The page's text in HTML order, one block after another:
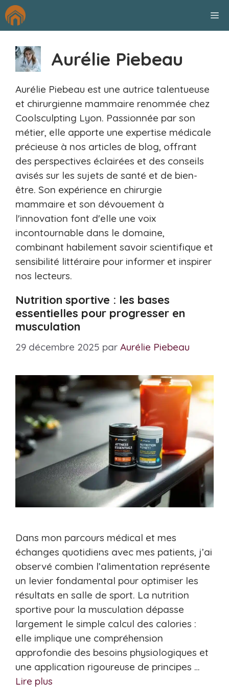
Aller
au
Aurélie Piebeau
Aurélie Piebeau est une autrice talentueuse
et chirurgienne mammaire renommée chez
Coolsculpting Lyon. Passionnée par son
métier, elle apporte une expertise médicale
précieuse à nos articles de blog, offrant
des perspectives éclairées et des conseils
avisés sur les sujets de santé et de bien-
être. Son expérience en chirurgie
mammaire et son dévouement à
l'innovation font d'elle une voix
incontournable dans le domaine,
combinant habilement savoir scientifique et
sensibilité littéraire pour informer et inspirer
nos lecteurs.
Nutrition sportive : les bases
essentielles pour progresser en
musculation
29 décembre 2025 par Aurélie Piebeau
Dans mon parcours médical et mes
échanges quotidiens avec mes patients, j’ai
observé combien l’alimentation représente
un levier fondamental pour optimiser les
résultats en salle de sport. La nutrition
sportive pour la musculation dépasse
largement le simple calcul des calories :
elle implique une compréhension
approfondie des besoins physiologiques et
une application rigoureuse de principes …
Lire plus